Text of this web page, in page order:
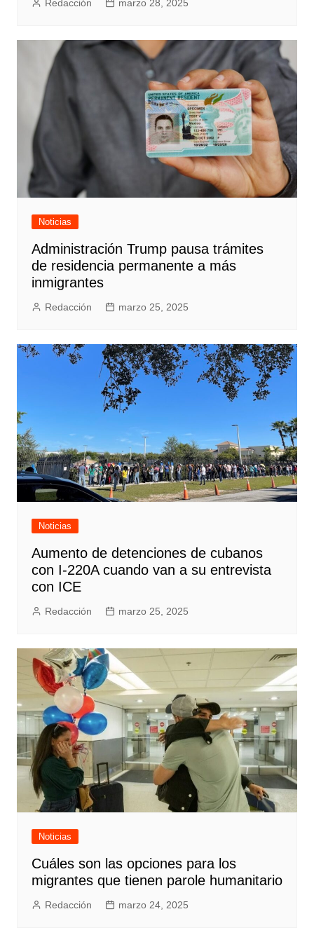
Redacción marzo 28, 2025
Noticias
Administración Trump pausa trámites
de residencia permanente a más
inmigrantes
Redacción marzo 25, 2025
Noticias
Aumento de detenciones de cubanos
con I-220A cuando van a su entrevista
con ICE
Redacción marzo 25, 2025
Noticias
Cuáles son las opciones para los
migrantes que tienen parole humanitario
Redacción marzo 24, 2025